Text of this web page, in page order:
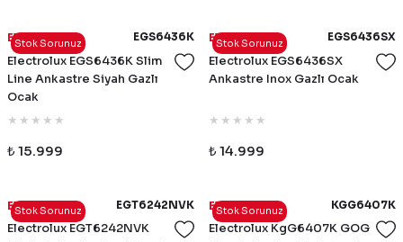
Stok Sorunuz
Electrolux EGS6436K
Electrolux EGS6436K Slim
Line Ankastre Siyah Gazlı
Ocak
₺ 15.999
Stok Sorunuz
Electrolux EGS6436SX
Electrolux EGS6436SX
Ankastre Inox Gazlı Ocak
₺ 14.999
Stok Sorunuz
Electrolux EGT6242NVK
Electrolux EGT6242NVK
Stok Sorunuz
Electrolux KGG6407K
Electrolux KgG6407K GOG